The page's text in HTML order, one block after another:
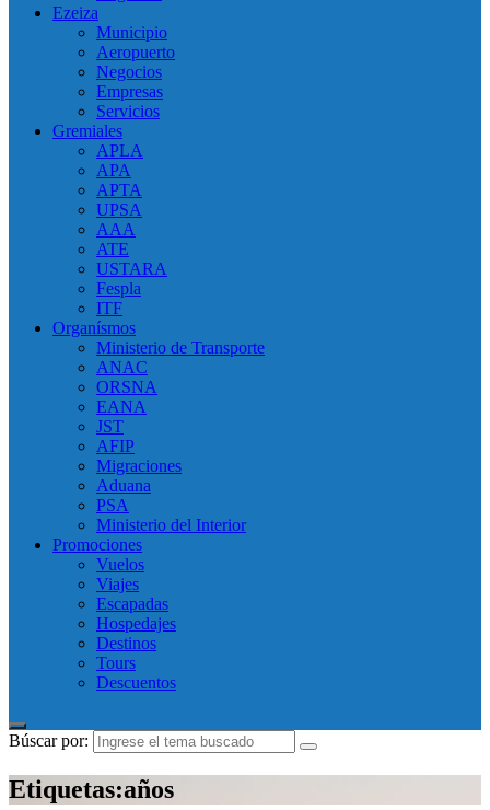
Ezeiza
Municipio
Aeropuerto
Negocios
Empresas
Servicios
Gremiales
APLA
APA
APTA
UPSA
AAA
ATE
USTARA
Fespla
ITF
Organísmos
Ministerio de Transporte
ANAC
ORSNA
EANA
JST
AFIP
Migraciones
Aduana
PSA
Ministerio del Interior
Promociones
Vuelos
Viajes
Escapadas
Hospedajes
Destinos
Tours
Descuentos
Búscar por:
Etiquetas:años